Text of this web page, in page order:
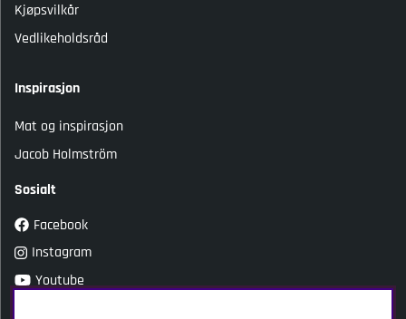
Kjøpsvilkår
Vedlikeholdsråd
Inspirasjon
Mat og inspirasjon
Jacob Holmström
Sosialt
Facebook
Instagram
Youtube